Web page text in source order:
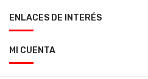
ENLACES DE INTERÉS
MI CUENTA